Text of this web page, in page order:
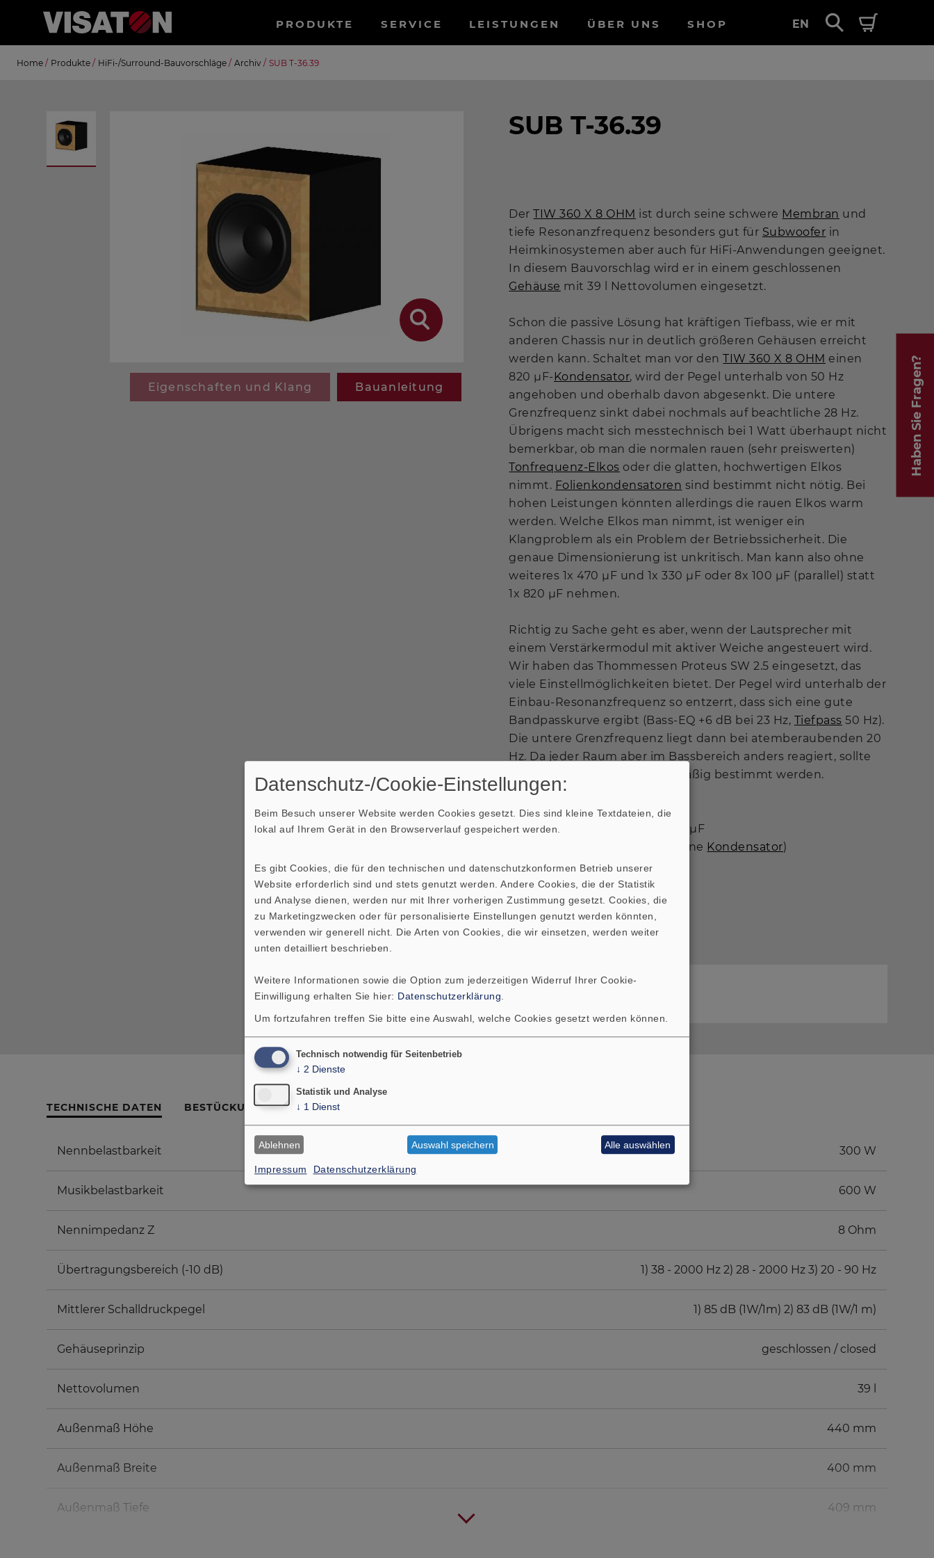
Hauptnavigation
PRODUKTE SERVICE LEISTUNGEN ÜBER UNS SHOP EN
Suche
Haben Sie Fragen?
Home / Produkte / HiFi-/Surround-Bauvorschläge / Archiv / SUB T-36.39
Eigenschaften und Klang Bauanleitung
SUB T-36.39
DerTIW 360 X 8 OHM ist durch seine schwere Membran und
tiefe Resonanzfrequenz besonders gut für Subwoofer in
Heimkinosystemen aber auch für HiFi-Anwendungen geeignet.
In diesem Bauvorschlag wird er in einem geschlossenen
Gehäuse mit 39 l Nettovolumen eingesetzt.
Schon die passive Lösung hat kräftigen Tiefbass, wie er mit
anderen Chassis nur in deutlich größeren Gehäusen erreicht
werden kann. Schaltet man vor denTIW 360 X 8 OHM einen
820 µF- Kondensator, wird der Pegel unterhalb von 50 Hz
angehoben und oberhalb davon abgesenkt. Die untere
Grenzfrequenz sinkt dabei nochmals auf beachtliche 28 Hz.
Übrigens macht sich messtechnisch bei 1 Watt überhaupt nicht
bemerkbar, ob man die normalen rauen (sehr preiswerten)
Tonfrequenz-Elkos oder die glatten, hochwertigen Elkos
nimmt. Folienkondensatoren sind bestimmt nicht nötig. Bei
hohen Leistungen könnten allerdings die rauen Elkos warm
werden. Welche Elkos man nimmt, ist weniger ein
Klangproblem als ein Problem der Betriebssicherheit. Die
genaue Dimensionierung ist unkritisch. Man kann also ohne
weiteres 1x 470 µF und 1x 330 µF oder 8x 100 µF (parallel) statt
1x 820 µF nehmen.
Richtig zu Sache geht es aber, wenn der Lautsprecher mit
einem Verstärkermodul mit aktiver Weiche angesteuert wird.
Wir haben das Thommessen Proteus SW 2.5 eingesetzt, das
viele Einstellmöglichkeiten bietet. Der Pegel wird unterhalb der
Einbau-Resonanzfrequenz so entzerrt, dass sich eine gute
Bandpasskurve ergibt (Bass-EQ +6 dB bei 23 Hz, Tiefpass 50 Hz).
Die untere Grenzfrequenz liegt dann bei atemberaubenden 20
Hz. Da jeder Raum aber im Bassbereich anders reagiert, sollte
die beste Einstellung gehörmäßig bestimmt werden.
Varianten: 1) passiv
2) passiv mit
820 µF
3) aktiv mit Proteus SW 2.5 (ohne Kondensator)
TECHNISCHE DATEN BESTÜCKUNGSLISTE ZUSÄTZLICHER INHALT
Nennbelastbarkeit 300 W
Musikbelastbarkeit 600 W
Nennimpedanz Z 8 Ohm
Übertragungsbereich (-10 dB) 1) 38 - 2000 Hz 2) 28 - 2000 Hz 3) 20 - 90 Hz
Mittlerer Schalldruckpegel 1) 85 dB (1W/1m) 2) 83 dB (1W/1 m)
Gehäuseprinzip geschlossen / closed
Nettovolumen 39 l
Außenmaß Höhe 440 mm
Außenmaß Breite 400 mm
Außenmaß Tiefe 409 mm
Datenschutz-/Cookie-Einstellungen:
Beim Besuch unserer Website werden Cookies gesetzt. Dies sind kleine Textdateien, die
lokal auf Ihrem Gerät in den Browserverlauf gespeichert werden.
Es gibt Cookies, die für den technischen und datenschutzkonformen Betrieb unserer
Website erforderlich sind und stets genutzt werden. Andere Cookies, die der Statistik
und Analyse dienen, werden nur mit Ihrer vorherigen Zustimmung gesetzt. Cookies, die
zu Marketingzwecken oder für personalisierte Einstellungen genutzt werden könnten,
verwenden wir generell nicht. Die Arten von Cookies, die wir einsetzen, werden weiter
unten detailliert beschrieben.
Weitere Informationen sowie die Option zum jederzeitigen Widerruf Ihrer Cookie-
Einwilligung erhalten Sie hier: Datenschutzerklärung
Um fortzufahren treffen Sie bitte eine Auswahl, welche Cookies gesetzt werden können.
Impressum Datenschutzerklärung
Technisch notwendig für Seitenbetrieb
↓ 2 Dienste
Statistik und Analyse
↓ 1 Dienst
Ablehnen Auswahl speichern Alle auswählen